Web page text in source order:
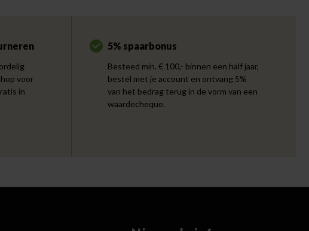
voor
in
5% spaarbonus
Besteed min. € 100,- binnen een half jaar,
bestel met je account en ontvang 5%
van het bedrag terug in de vorm van een
waardecheque.